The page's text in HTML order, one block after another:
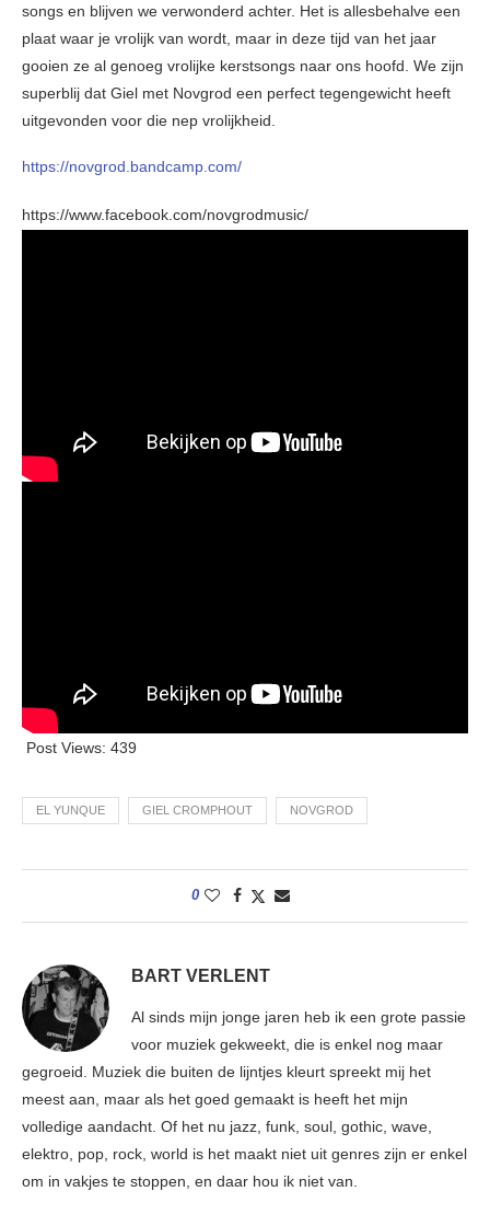
songs en blijven we verwonderd achter. Het is allesbehalve een
plaat waar je vrolijk van wordt, maar in deze tijd van het jaar
gooien ze al genoeg vrolijke kerstsongs naar ons hoofd. We zijn
superblij dat Giel met Novgrod een perfect tegengewicht heeft
uitgevonden voor die nep vrolijkheid.
https://novgrod.bandcamp.com/
https://www.facebook.com/novgrodmusic/
Post Views: 439
EL YUNQUE GIEL CROMPHOUT NOVGROD
0
BART VERLENT
Al sinds mijn jonge jaren heb ik een grote passie
voor muziek gekweekt, die is enkel nog maar
gegroeid. Muziek die buiten de lijntjes kleurt spreekt mij het
meest aan, maar als het goed gemaakt is heeft het mijn
volledige aandacht. Of het nu jazz, funk, soul, gothic, wave,
elektro, pop, rock, world is het maakt niet uit genres zijn er enkel
om in vakjes te stoppen, en daar hou ik niet van.